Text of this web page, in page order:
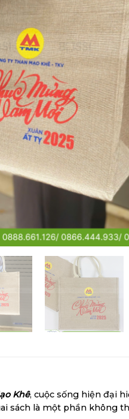
Khê, cuộc sống hiện đại
sách là một phần không